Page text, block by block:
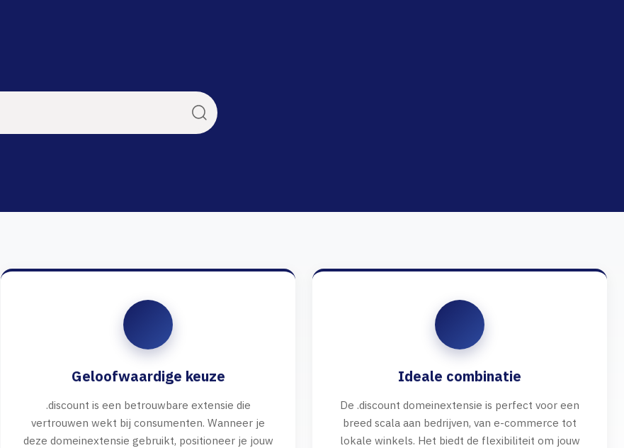
Geloofwaardige keuze
.discount is een betrouwbare extensie die
vertrouwen wekt bij consumenten. Wanneer je
deze domeinextensie gebruikt, positioneer je jouw
Ideale combinatie
De .discount domeinextensie is perfect voor een
breed scala aan bedrijven, van e-commerce tot
lokale winkels. Het biedt de flexibiliteit om jouw